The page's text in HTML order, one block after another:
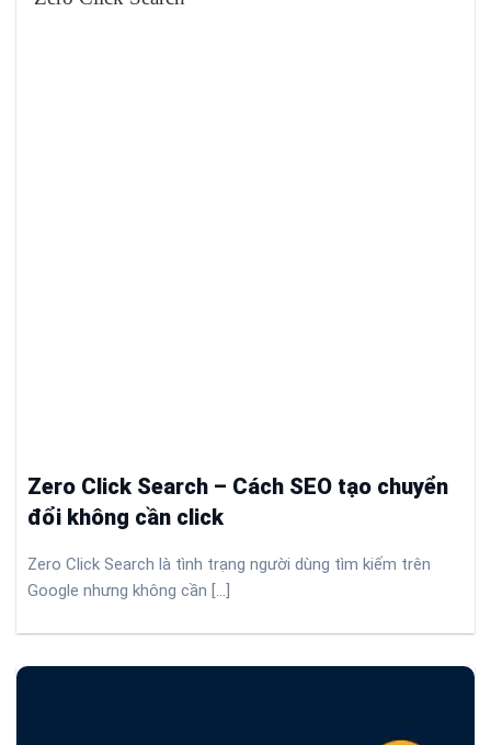
Zero Click Search – Cách SEO tạo chuyển
đổi không cần click
Zero Click Search là tình trạng người dùng tìm kiếm trên
Google nhưng không cần [...]